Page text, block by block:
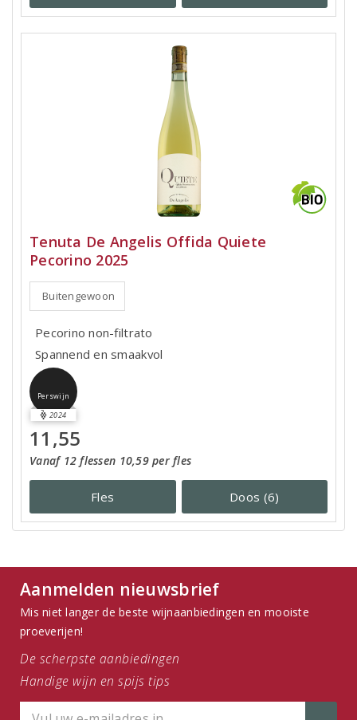
Tenuta De Angelis Offida Quiete
Pecorino 2025
Buitengewoon
Pecorino non-filtrato
Spannend en smaakvol
Perswijn
2024
11,55
Vanaf 12 flessen 10,59 per fles
Fles Doos (6)
Aanmelden nieuwsbrief
Mis niet langer de beste wijnaanbiedingen en mooiste
proeverijen!
De scherpste aanbiedingen
Handige wijn en spijs tips